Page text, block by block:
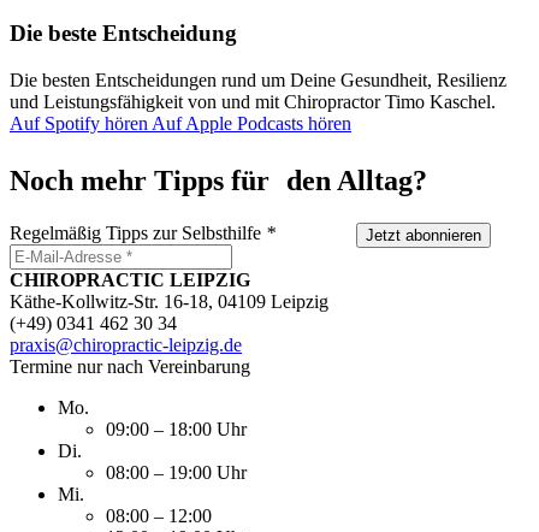
Die beste Entscheidung
Die besten Entscheidungen rund um Deine Gesundheit, Resilienz
und Leistungsfähigkeit von und mit Chiropractor Timo Kaschel.
Auf Spotify hören Auf Apple Podcasts hören
Noch mehr Tipps für den Alltag?
Regelmäßig Tipps zur Selbsthilfe * Jetzt abonnieren
CHIROPRACTIC LEIPZIG
Käthe-Kollwitz-Str. 16-18, 04109 Leipzig
(+49) 0341 462 30 34
praxis@chiropractic-leipzig.de
Termine nur nach Vereinbarung
Mo.
09:00 – 18:00 Uhr
Di.
08:00 – 19:00 Uhr
Mi.
08:00 – 12:00